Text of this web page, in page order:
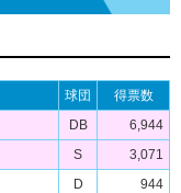
球団
得票数
DB
6,944
S
3,071
D
944